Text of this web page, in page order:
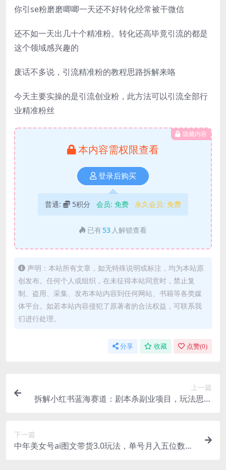
你引se粉磨磨唧唧一天还不好转化经常被干微信
还不如一天出几十个精准粉。转化还高毕竟引流的都是
这个领域感兴趣的
废话不多说，引流精准粉的教程思路拆解来咯
今天主要实操的是引流创业粉，此方法可以引流全部行
业精准粉丝
隐藏内容
本内容需权限查看
登录后购买
普通: 5积分 会员: 免费 永久会员: 免费
已有 53 人解锁查看
声明：本站所有文章，如无特殊说明或标注，均为本站原
创发布。任何个人或组织，在未征得本站同意时，禁止复
制、盗用、采集、发布本站内容到任何网站、书籍等各类媒
体平台。如若本站内容侵犯了原著者的合法权益，可联系我
们进行处理。
分享 收藏 点赞(0)
上一篇
拆解小红书蓝海赛道：剧本杀副业项目，玩法思路
下一篇
中年美女号ai图文带货3.0玩法，单号月入五位数，